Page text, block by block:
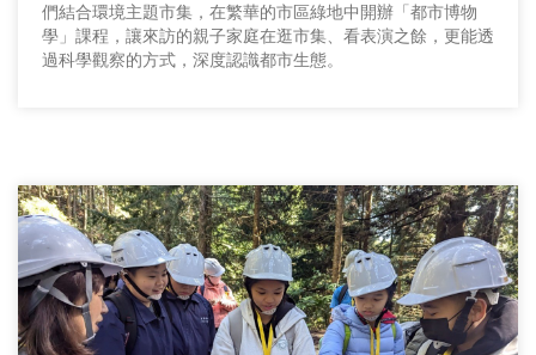
們結合環境主題市集，在繁華的市區綠地中開辦「都市博物
學」課程，讓來訪的親子家庭在逛市集、看表演之餘，更能透
過科學觀察的方式，深度認識都市生態。